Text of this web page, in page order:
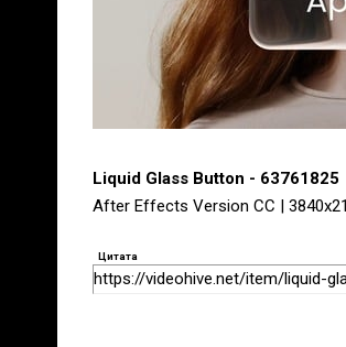
Liquid Glass Button - 63761825
After Effects Version CC |
Цитата
https://videohive.net/item/liquid-